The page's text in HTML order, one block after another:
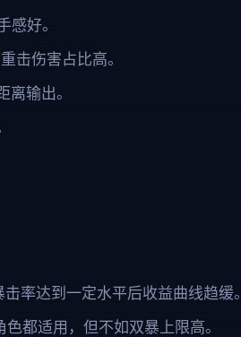
感好。
击伤害占比高。
输出。
率达到一定水平后收益曲线趋缓。
都适用，但不如双暴上限高。